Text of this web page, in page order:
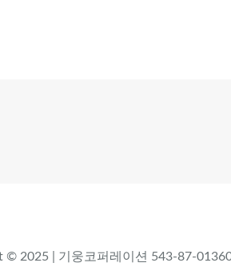
© 2025 | 기웅코퍼레이션 543-87-